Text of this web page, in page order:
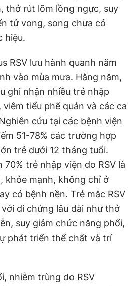
thở rút lõm lồng ngực, suy
tử vong, song chưa có
hiệu.
RSV lưu hành quanh năm
vào mùa mưa. Hằng năm,
ghi nhận nhiều trẻ nhập
tiểu phế quản và các ca
cứu tại các bệnh viện
51-78% các trường hợp
trẻ dưới 12 tháng tuổi.
trẻ nhập viện do RSV là
khỏe mạnh, không chỉ ở
có bệnh nền. Trẻ mắc RSV
di chứng lâu dài như thở
suy giảm chức năng phổi,
phát triển thể chất và trí
nhiễm trùng do RSV